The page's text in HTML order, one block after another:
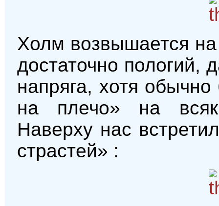
Холм возвышается
достаточно пологий,
напряга, хотя
на плечо» на
Наверху нас
страстей» :